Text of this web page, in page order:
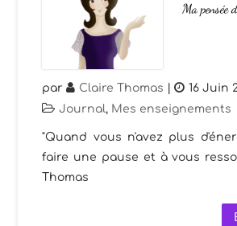
Ma pensée
par Claire Thomas | 16 Juin
Journal, Mes enseignements
"Quand vous n'avez plus
faire une pause et à vous
Thomas